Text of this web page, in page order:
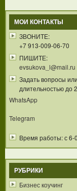
МОИ КОНТАКТЫ
ЗВОНИТЕ:
+7 913-009-06-70
ПИШИТЕ:
evsukova_l@mail.ru
Задать вопросы
длительностью до
WhatsApp
Telegram
Время работы: с 6-
РУБРИКИ
Бизнес коучинг